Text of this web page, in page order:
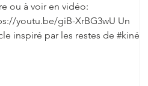
ou à voir en vidéo:
youtu.be/giB-XrBG3wU Un
inspiré par les restes de #kiné en